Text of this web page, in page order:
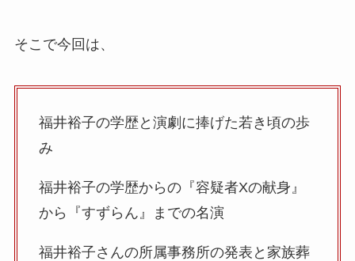
そこで今回は、
福井裕子の学歴と演劇に捧げた若き頃の歩
み
福井裕子の学歴からの『容疑者Xの献身』
から『すずらん』までの名演
福井裕子さんの所属事務所の発表と家族葬